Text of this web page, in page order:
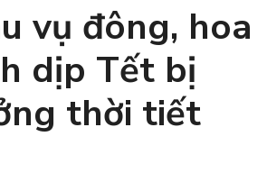
vụ đông, hoa
dịp Tết bị
thời tiết